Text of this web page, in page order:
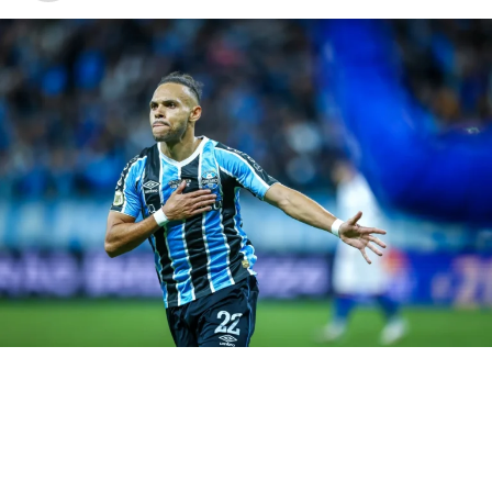
começou justamente no Centenário, no dia 22 de julho.
Fernando Morena abriu o placar para os uruguaios, mas
Tita silenciou o estádio ao empatar para o Grêmio. O 1 a
1 fora de casa deu confiança e moral para decidir o título
em Porto Alegre.
Imortal confirmou a eternidade no
Olímpico
Assim, seis dias depois, em 28 de julho, o Olímpico
lotado foi palco da consagração. Caio e César marcaram
para os donos da casa, Fernando Morena foi o autor do
gol dos visitantes. Dessa forma, com o triunfo por 2 a 1 o